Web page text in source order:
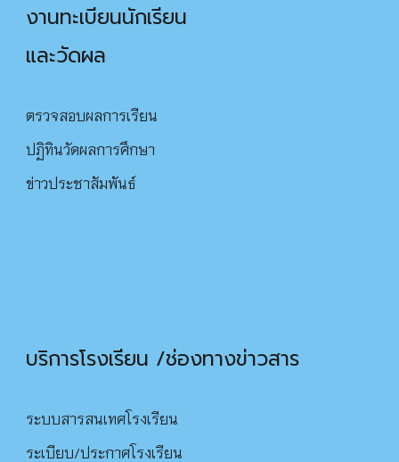
งานทะเบียนนักเรียน
และวัดผล
ตรวจสอบผลการเรียน
ปฏิทินวัดผลการศึกษา
ข่าวประชาสัมพันธ์
บริการโรงเรียน /ช่องทางข่าวสาร
ระบบสารสนเทศโรงเรียน
ระเบียบ/ประกาศโรงเรียน